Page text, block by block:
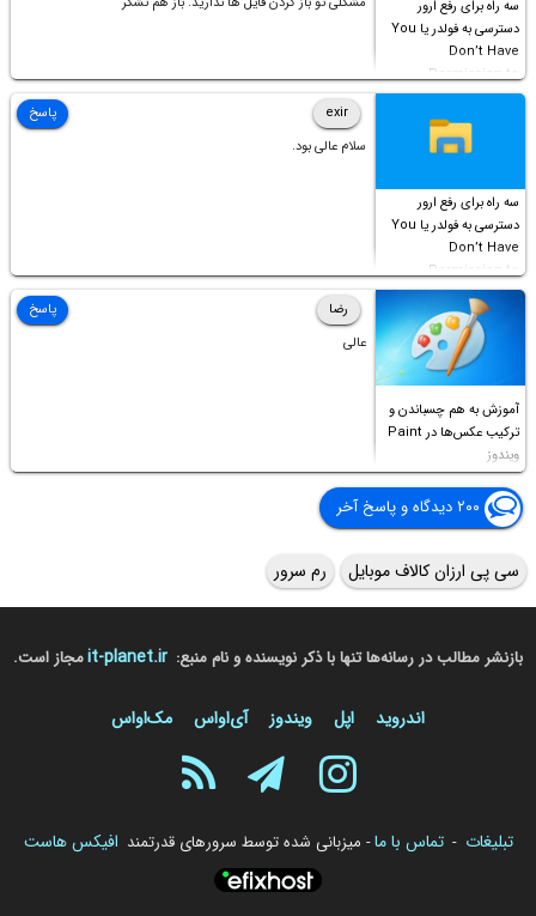
سه راه برای رفع ارور
دسترسی به فولدر یا You
Don’t Have
Permission to
Access this folder
سه راه برای رفع ارور
دسترسی به فولدر یا You
Don’t Have
Permission to
Access this folder
exir
سلام عالی بود.
پاسخ
آموزش به هم چسباندن و
ترکیب عکس‌ها در Paint
ویندوز
رضا
عالی
پاسخ
۲۰۰ دیدگاه و پاسخ آخر
سی پی ارزان کالاف موبایل رم سرور
بازنشر مطالب در رسانه‌ها تنها با ذکر نویسنده و نام منبع: it-planet.irمجاز است.
اندروید اپل ویندوز آی‌او‌اس مک‌او‌اس
تبلیغات - تماس با ما- میزبانی شده توسط سرورهای قدرتمند افیکس هاست